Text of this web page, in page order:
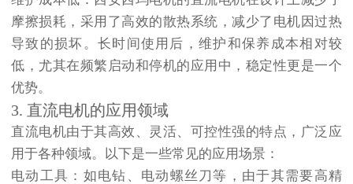
摩擦损耗，采用了高效的散热系统，减少了电机因过热
导致的损坏。长时间使用后，维护和保养成本相对较
低，尤其在频繁启动和停机的应用中，稳定性更是一个
优势。
3. 直流电机的应用领域
直流电机由于其高效、灵活、可控性强的特点，广泛应
用于各种领域。以下是一些常见的应用场景：
电动工具 ：如电钻、电动螺丝刀等，由于其需要高精